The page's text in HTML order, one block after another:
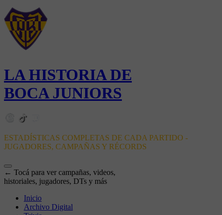
LA HISTORIA DE
BOCA JUNIORS
ESTADÍSTICAS COMPLETAS DE CADA PARTIDO -
JUGADORES, CAMPAÑAS Y RÉCORDS
← Tocá para ver campañas, videos,
historiales, jugadores, DTs y más
Inicio
Archivo Digital